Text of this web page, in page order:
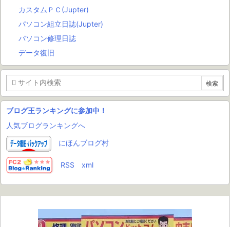
カスタムＰＣ(Jupter)
パソコン組立日誌(Jupter)
パソコン修理日誌
データ復旧
ブログ王ランキングに参加中！
人気ブログランキングへ
にほんブログ村
RSS xml